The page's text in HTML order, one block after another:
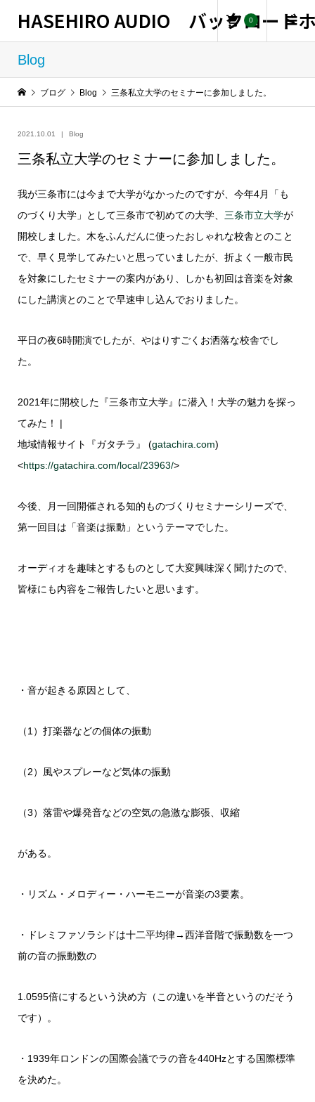
HASEHIRO AUDIO バックロード
0
Blog
ブログ Blog 三条私立大学のセミナーに参加しました。
2021.10.01 Blog
三条私立大学のセミナーに参加しました。
我が三条市には今まで大学がなかったのですが、今年4月「も
のづくり大学」として三条市で初めての大学、 三条市立大学が
開校しました。木をふんだんに使ったおしゃれな校舎とのこと
で、早く見学してみたいと思っていましたが、折よく一般市民
を対象にしたセミナーの案内があり、しかも初回は音楽を対象
にした講演とのことで早速申し込んでおりました。
平日の夜6時開演でしたが、やはりすごくお洒落な校舎でし
た。
2021年に開校した『三条市立大学』に潜入！大学の魅力を探っ
てみた！ |
地域情報サイト『ガタチラ』 (gatachira.com)
<https://gatachira.com/local/23963/>
今後、月一回開催される知的ものづくりセミナーシリーズで、
第一回目は「音楽は振動」というテーマでした。
オーディオを趣味とするものとして大変興味深く聞けたので、
皆様にも内容をご報告したいと思います。
・音が起きる原因として、
（1）打楽器などの個体の振動
（2）風やスプレーなど気体の振動
（3）落雷や爆発音などの空気の急激な膨張、収縮
がある。
・リズム・メロディー・ハーモニーが音楽の3要素。
・ドレミファソラシドは十二平均律→西洋音階で振動数を一つ
前の音の振動数の
1.0595倍にするという決め方（この違いを半音というのだそう
です）。
・1939年ロンドンの国際会議でラの音を440Hzとする国際標準
を決めた。